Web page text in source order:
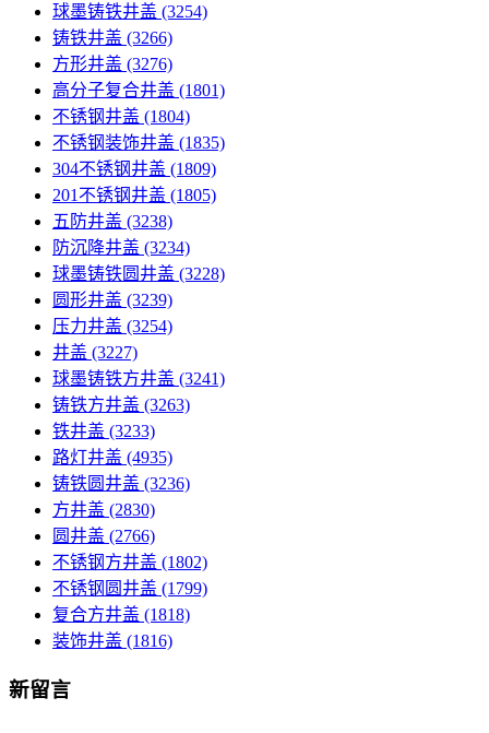
球墨铸铁井盖 (3254)
铸铁井盖 (3266)
方形井盖 (3276)
高分子复合井盖 (1801)
不锈钢井盖 (1804)
不锈钢装饰井盖 (1835)
304不锈钢井盖 (1809)
201不锈钢井盖 (1805)
五防井盖 (3238)
防沉降井盖 (3234)
球墨铸铁圆井盖 (3228)
圆形井盖 (3239)
压力井盖 (3254)
井盖 (3227)
球墨铸铁方井盖 (3241)
铸铁方井盖 (3263)
铁井盖 (3233)
路灯井盖 (4935)
铸铁圆井盖 (3236)
方井盖 (2830)
圆井盖 (2766)
不锈钢方井盖 (1802)
不锈钢圆井盖 (1799)
复合方井盖 (1818)
装饰井盖 (1816)
新留言